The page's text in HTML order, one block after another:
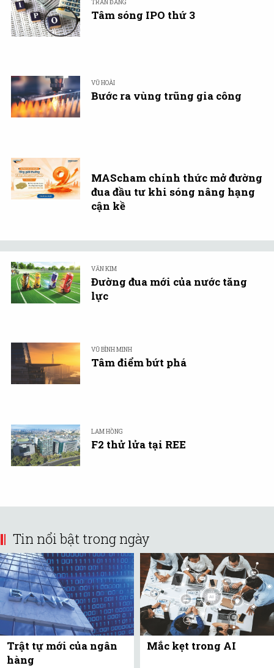
TRẦN ĐĂNG
Tâm sóng IPO thứ 3
VŨ HOÀI
Bước ra vùng trũng gia công
MAScham chính thức mở đường
đua đầu tư khi sóng nâng hạng
cận kề
VĂN KIM
Đường đua mới của nước tăng
lực
VŨ BÌNH MINH
Tâm điểm bứt phá
LAM HỒNG
F2 thử lửa tại REE
Tin nổi bật trong ngày
Trật tự mới của ngân
hàng
Mắc kẹt trong AI